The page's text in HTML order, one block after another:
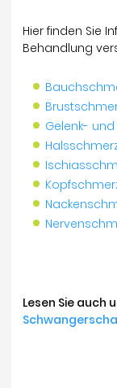
Hier finden Sie
Behandlung
Gelenk-
Lesen Sie auch